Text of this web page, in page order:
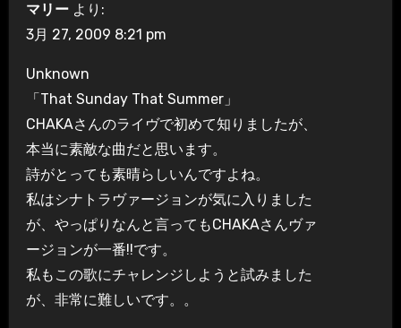
マリー より:
3月 27, 2009 8:21 pm
Unknown
「That Sunday That Summer」
CHAKAさんのライヴで初めて知りましたが、
本当に素敵な曲だと思います。
詩がとっても素晴らしいんですよね。
私はシナトラヴァージョンが気に入りました
が、やっぱりなんと言ってもCHAKAさんヴァ
ージョンが一番!!です。
私もこの歌にチャレンジしようと試みました
が、非常に難しいです。。